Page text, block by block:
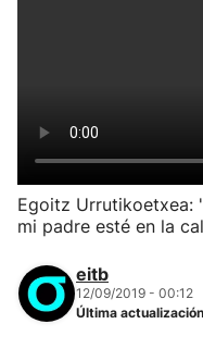
Egoitz Urrutikoetxea:
mi padre esté en la
eitb
12/09/2019 - 00:12
Última actualización